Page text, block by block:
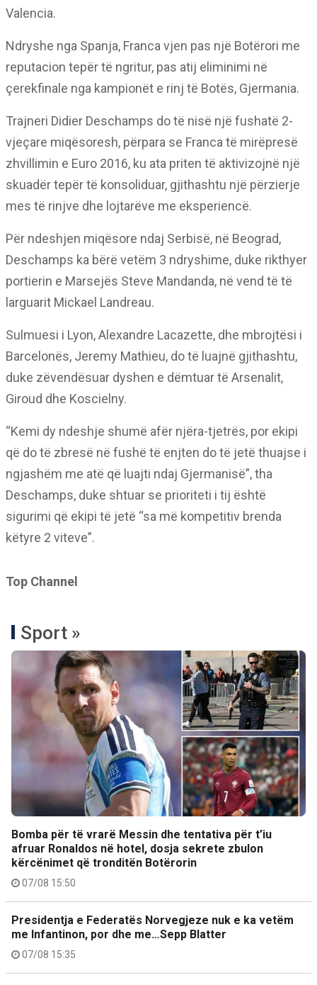
Valencia.
Ndryshe nga Spanja, Franca vjen pas një Botërori me
reputacion tepër të ngritur, pas atij eliminimi në
çerekfinale nga kampionët e rinj të Botës, Gjermania.
Trajneri Didier Deschamps do të nisë një fushatë 2-
vjeçare miqësoresh, përpara se Franca të mirëpresë
zhvillimin e Euro 2016, ku ata priten të aktivizojnë një
skuadër tepër të konsoliduar, gjithashtu një përzierje
mes të rinjve dhe lojtarëve me eksperiencë.
Për ndeshjen miqësore ndaj Serbisë, në Beograd,
Deschamps ka bërë vetëm 3 ndryshime, duke rikthyer
portierin e Marsejës Steve Mandanda, në vend të të
larguarit Mickael Landreau.
Sulmuesi i Lyon, Alexandre Lacazette, dhe mbrojtësi i
Barcelonës, Jeremy Mathieu, do të luajnë gjithashtu,
duke zëvendësuar dyshen e dëmtuar të Arsenalit,
Giroud dhe Koscielny.
“Kemi dy ndeshje shumë afër njëra-tjetrës, por ekipi
që do të zbresë në fushë të enjten do të jetë thuajse i
ngjashëm me atë që luajti ndaj Gjermanisë”, tha
Deschamps, duke shtuar se prioriteti i tij është
sigurimi që ekipi të jetë “sa më kompetitiv brenda
këtyre 2 viteve”.
Top Channel
Sport »
Bomba për të vrarë Messin dhe tentativa për t’iu
afruar Ronaldos në hotel, dosja sekrete zbulon
kërcënimet që tronditën Botërorin
07/08 15:50
Presidentja e Federatës Norvegjeze nuk e ka vetëm
me Infantinon, por dhe me…Sepp Blatter
07/08 15:35